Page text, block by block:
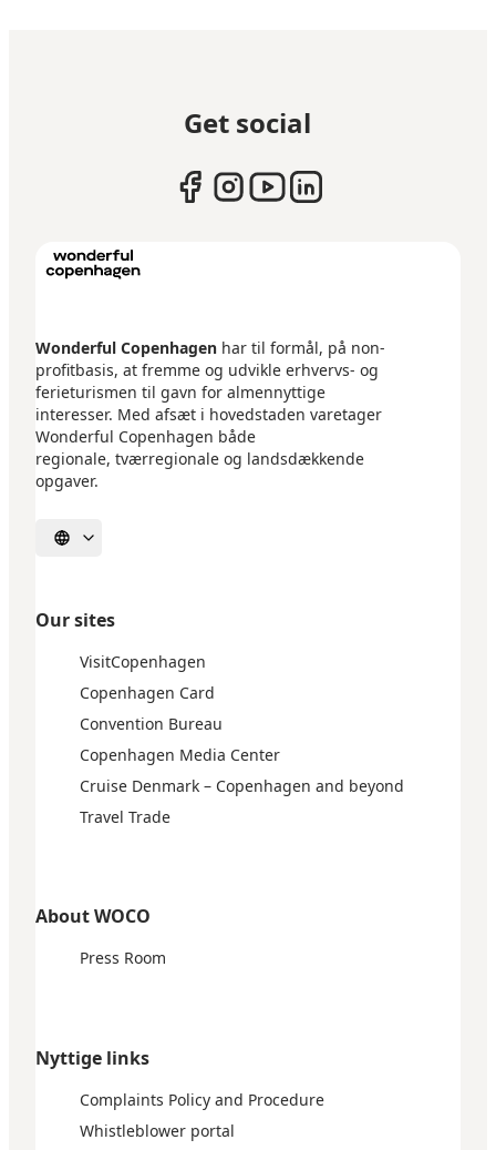
Get social
Wonderful Copenhagen har til formål, på non-
profitbasis, at fremme og udvikle erhvervs- og
ferieturismen til gavn for almennyttige
interesser. Med afsæt i hovedstaden varetager
Wonderful Copenhagen både
regionale, tværregionale og landsdækkende
opgaver.
Select language
Our sites
VisitCopenhagen
Copenhagen Card
Convention Bureau
Copenhagen Media Center
Cruise Denmark – Copenhagen and beyond
Travel Trade
About WOCO
Press Room
Nyttige links
Complaints Policy and Procedure
Whistleblower portal